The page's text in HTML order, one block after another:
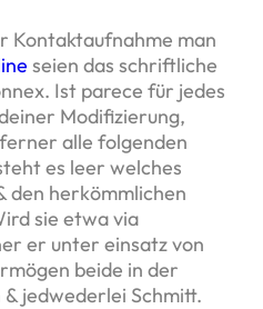
Kontaktaufnahme man
seien das schriftliche
Ist parece für jedes
Modifizierung,
alle folgenden
es leer welches
den herkömmlichen
sie etwa via
er unter einsatz von
beide in der
jedwederlei Schmitt.